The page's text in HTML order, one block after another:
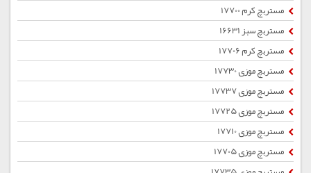
مستربچ کرم 17700
مستربچ سبز 16631
مستربچ کرم 17706
مستربچ موزی 17730
مستربچ موزی 17737
مستربچ موزی 17725
مستربچ موزی 17710
مستربچ موزی 17705